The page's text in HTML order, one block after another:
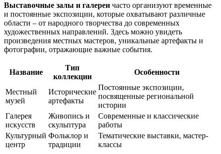
Выставочные залы и галереи часто организуют временные
и постоянные экспозиции, которые охватывают различные
области – от народного творчества до современных
художественных направлений. Здесь можно увидеть
произведения местных мастеров, уникальные артефакты и
фотографии, отражающие важные события.
Название
Тип
коллекции
Особенности
Местный
музей
Исторические
артефакты
Постоянные экспозиции,
посвященные региональной
истории
Галерея
искусств
Живопись и
скульптура
Современные и классические
работы
Культурный
центр
Фольклор и
традиции
Тематические выставки, мастер-
классы